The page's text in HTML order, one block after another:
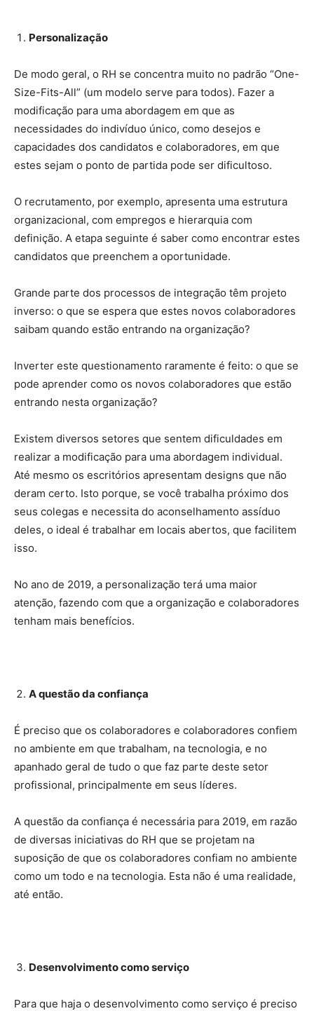
Personalização
De modo geral, o RH se concentra muito no padrão “One-
Size-Fits-All” (um modelo serve para todos). Fazer a
modificação para uma abordagem em que as
necessidades do indivíduo único, como desejos e
capacidades dos candidatos e colaboradores, em que
estes sejam o ponto de partida pode ser dificultoso.
O recrutamento, por exemplo, apresenta uma estrutura
organizacional, com empregos e hierarquia com
definição. A etapa seguinte é saber como encontrar estes
candidatos que preenchem a oportunidade.
Grande parte dos processos de integração têm projeto
inverso: o que se espera que estes novos colaboradores
saibam quando estão entrando na organização?
Inverter este questionamento raramente é feito: o que se
pode aprender como os novos colaboradores que estão
entrando nesta organização?
Existem diversos setores que sentem dificuldades em
realizar a modificação para uma abordagem individual.
Até mesmo os escritórios apresentam designs que não
deram certo. Isto porque, se você trabalha próximo dos
seus colegas e necessita do aconselhamento assíduo
deles, o ideal é trabalhar em locais abertos, que facilitem
isso.
No ano de 2019, a personalização terá uma maior
atenção, fazendo com que a organização e colaboradores
tenham mais benefícios.
A questão da confiança
É preciso que os colaboradores e colaboradores confiem
no ambiente em que trabalham, na tecnologia, e no
apanhado geral de tudo o que faz parte deste setor
profissional, principalmente em seus líderes.
A questão da confiança é necessária para 2019, em razão
de diversas iniciativas do RH que se projetam na
suposição de que os colaboradores confiam no ambiente
como um todo e na tecnologia. Esta não é uma realidade,
até então.
Desenvolvimento como serviço
Para que haja o desenvolvimento como serviço é preciso